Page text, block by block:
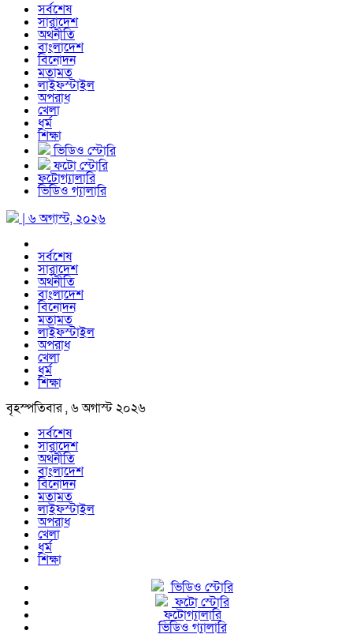
সর্বশেষ
সারাদেশ
অর্থনীতি
বাংলাদেশ
বিনোদন
মতামত
লাইফস্টাইল
অপরাধ
খেলা
ধর্ম
শিক্ষা
ভিডিও স্টোরি
ফটো স্টোরি
ফটোগ্যালারি
ভিডিও গ্যালারি
| ৬ অগাস্ট, ২০২৬
সর্বশেষ
সারাদেশ
অর্থনীতি
বাংলাদেশ
বিনোদন
মতামত
লাইফস্টাইল
অপরাধ
খেলা
ধর্ম
শিক্ষা
বৃহস্পতিবার , ৬ অগাস্ট ২০২৬
সর্বশেষ
সারাদেশ
অর্থনীতি
বাংলাদেশ
বিনোদন
মতামত
লাইফস্টাইল
অপরাধ
খেলা
ধর্ম
শিক্ষা
ভিডিও স্টোরি
ফটো স্টোরি
ফটোগ্যালারি
ভিডিও গ্যালারি